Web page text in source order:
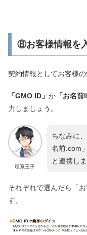
⑧お客様情報を
契約情報としてお客様の
「GMO ID」 か 「お名前
力しましょう。
理系王子
ちなみに
名前.com
と連携しま
それぞれで選んだら「
す。